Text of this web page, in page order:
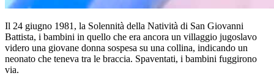
Il 24 giugno 1981, la Solennità della Natività di San Giovanni
Battista, i bambini in quello che era ancora un villaggio jugoslavo
videro una giovane donna sospesa su una collina, indicando un
neonato che teneva tra le braccia. Spaventati, i bambini fuggirono
via.